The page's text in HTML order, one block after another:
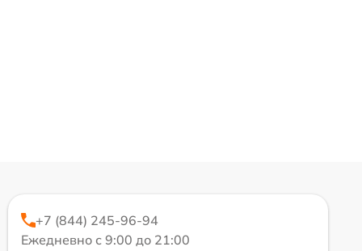
+7 (844) 245-96-94
Ежедневно с 9:00 до 21:00